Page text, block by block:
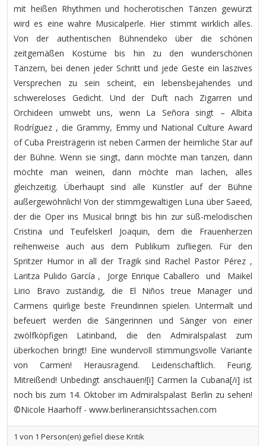
mit heißen Rhythmen und hocherotischen Tänzen gewürzt
wird es eine wahre Musicalperle. Hier stimmt wirklich alles.
Von der authentischen Bühnendeko über die schönen
zeitgemäßen Kostüme bis hin zu den wunderschönen
Tänzern, bei denen jeder Schritt und jede Geste ein laszives
Versprechen zu sein scheint, ein lebensbejahendes und
schwereloses Gedicht. Und der Duft nach Zigarren und
Orchideen umwebt uns, wenn La Señora singt – Albita
Rodríguez , die Grammy, Emmy und National Culture Award
of Cuba Preisträgerin ist neben Carmen der heimliche Star auf
der Bühne. Wenn sie singt, dann möchte man tanzen, dann
möchte man weinen, dann möchte man lachen, alles
gleichzeitig. Überhaupt sind alle Künstler auf der Bühne
außergewöhnlich! Von der stimmgewaltigen Luna über Saeed,
der die Oper ins Musical bringt bis hin zur süß-melodischen
Cristina und Teufelskerl Joaquin, dem die Frauenherzen
reihenweise auch aus dem Publikum zufliegen. Für den
Spritzer Humor in all der Tragik sind Rachel Pastor Pérez ,
Laritza Pulido García , Jorge Enrique Caballero und Maikel
Lirio Bravo zuständig, die El Niños treue Manager und
Carmens quirlige beste Freundinnen spielen. Untermalt und
befeuert werden die Sängerinnen und Sänger von einer
zwölfköpfigen Latinband, die den Admiralspalast zum
überkochen bringt! Eine wundervoll stimmungsvolle Variante
von Carmen! Herausragend. Leidenschaftlich. Feurig.
Mitreißend! Unbedingt anschauen![i] Carmen la Cubana[/i] ist
noch bis zum 14. Oktober im Admiralspalast Berlin zu sehen!
©Nicole Haarhoff - www.berlineransichtssachen.com
1 von 1 Person(en) gefiel diese Kritik